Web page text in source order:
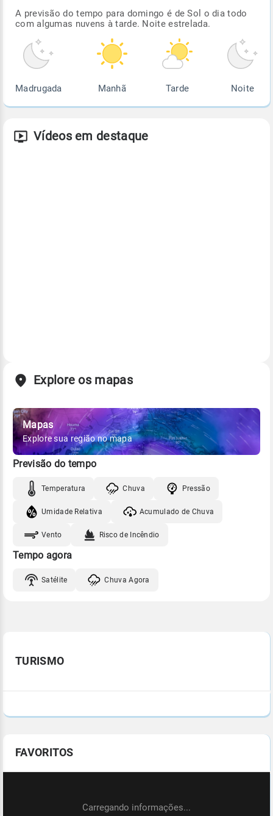
A previsão do tempo para domingo é de Sol o dia todo
com algumas nuvens à tarde. Noite estrelada.
Madrugada Manhã Tarde Noite
Vídeos em destaque
Explore os mapas
Mapas
Explore sua região no mapa
Previsão do tempo
Temperatura Chuva Pressão
Umidade Relativa Acumulado de Chuva
Vento Risco de Incêndio
Tempo agora
Satélite Chuva Agora
TURISMO
FAVORITOS